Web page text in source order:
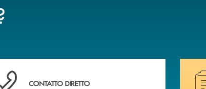
bisogno di assistenza immediata? Contattaci .
CONTATTO DIRETTO